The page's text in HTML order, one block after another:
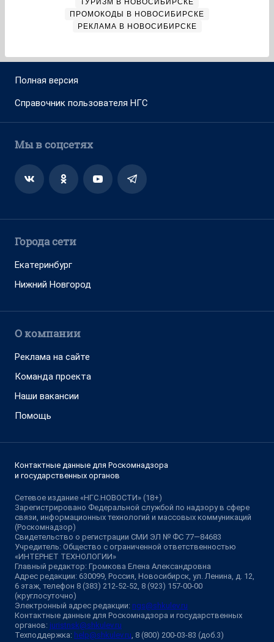
ТУРИЗМ В НОВОСИБИРСКЕ
ПРОМОКОДЫ В НОВОСИБИРСКЕ
РЕКЛАМА В НОВОСИБИРСКЕ
Полная версия
Справочник пользователя НГС
Мы в соцсетях
Города сети
Екатеринбург
Нижний Новгород
О компании
Реклама на сайте
Команда проекта
Наши вакансии
Помощь
Контактные данные для Роскомнадзора
и государственных органов
Сетевое издание «НГС.НОВОСТИ» (18+)
Зарегистрировано Федеральной службой по надзору в сфере
связи, информационных технологий и массовых коммуникаций
(Роскомнадзор)
Свидетельство о регистрации СМИ ЭЛ № ФС 77—84683
Учредитель: Общество с ограниченной ответственностью
«ИНТЕРНЕТ ТЕХНОЛОГИИ»
Главный редактор: Громкова Елена Александровна
Адрес редакции: 630099, Россия, Новосибирск, ул. Ленина, д. 12,
6 этаж, телефон 8 (383) 212-52-52, 8 (923) 157-00-00
(круглосуточно)
Электронный адрес редакции: ngs@shkulev.ru
Контактные данные для Роскомнадзора и государственных
органов: juristnsk@shkulev.ru
Техподдержка: help@shkulev.ru, 8 (800) 200-03-83 (доб.3)